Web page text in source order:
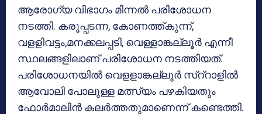
ആരോഗ്യ വിഭാഗം മിന്നല്‍ പരിശോധന
നടത്തി. കരൂപ്പടന്ന, കോണത്ത്കുന്ന്,
വളളിവട്ടം,മനക്കലപ്പടി, വെള്ളാങ്കല്ലൂര്‍ എന്നീ
സ്ഥലങ്ങളിലാണ് പരിശോധന നടത്തിയത്.
പരിശോധനയില്‍ വെളളാങ്കല്ലൂര്‍ സ്‌റ്‌റാളില്‍
ആവോലി പോലുള്ള മത്സ്യം പഴകിയതും
ഫോര്‍മാലിന്‍ കലര്‍ത്തതുമാണെന്ന് കണ്ടെത്തി.